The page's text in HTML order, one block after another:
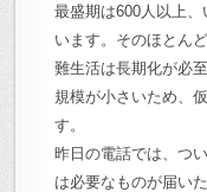
最盛期は600人以上
います。そのほとん
難生活は長期化が必
規模が小さいため、
す。
昨日の電話では、つ
は必要なものが届い